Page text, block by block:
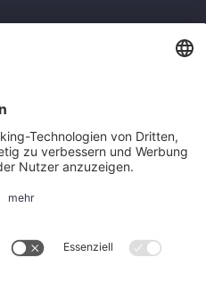
& Zahlung Widerruf